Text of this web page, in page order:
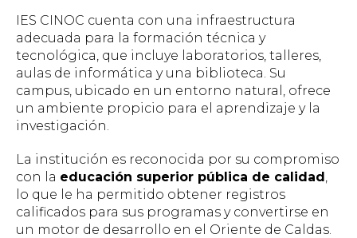
IES CINOC cuenta con una infraestructura
adecuada para la formación técnica y
tecnológica, que incluye laboratorios, talleres,
aulas de informática y una biblioteca. Su
campus, ubicado en un entorno natural, ofrece
un ambiente propicio para el aprendizaje y la
investigación.
La institución es reconocida por su compromiso
con la educación superior pública de calidad,
lo que le ha permitido obtener registros
calificados para sus programas y convertirse en
un motor de desarrollo en el Oriente de Caldas.